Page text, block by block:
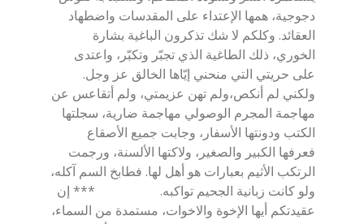
دجوجية، همها الإعتداء على المقدسات واضطهاد
العقائد. وكلكم لا شك تذكرون الباغية بشارة
الخوري، ذلك الطاغية الذي تجبّر وتكبّر، واعتدى
على حريتي التي منحني إيّاها الخالق عز وجل.
ولكني لم أنكص،ولم تهن عزيمتي، ولم أتقاعس عن
مهاجمة المجرم الوصولي مهاجمة ضارية، سجلتها
الكتب ودونتها الأسفار، وجابت جميع الأصقاع
فعرفها الكبير والصغير، ولاكتها الألسنة، ورجمت
الرتكب الأثيم بعبارات هو أهل لها. فطابخ السم آكله،
ولو كانت زبانية الجحيم تواكبه. *** إن
عقيدتكم أيها الإخوة والاخوات، مستمدة من السماء،